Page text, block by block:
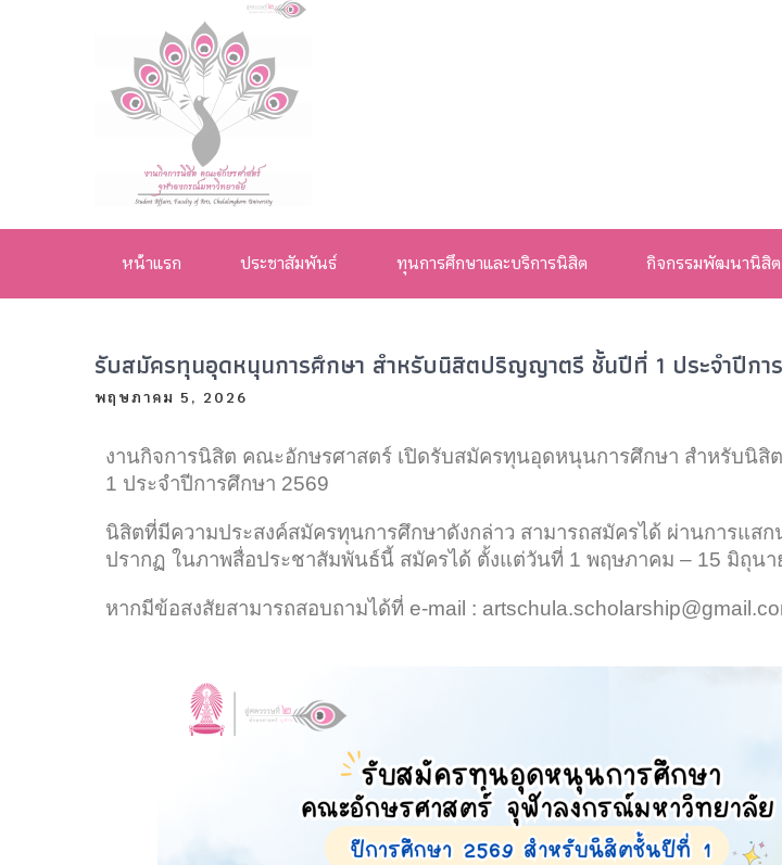
งานกิจการ
นิสิต คณะ
อักษรศาสตร์
จุฬาลงกรณ์
มหาวิทยาลัย
หน้าแรก ประชาสัมพันธ์ ทุนการศึกษาและบริการนิสิต กิจกรรมพัฒนานิสิต
รับสมัครทุนอุดหนุนการศึกษา สำหรับนิสิตปริญญาตรี ชั้นปีที่ 1 ประจำปีกา
พฤษภาคม 5, 2026
งานกิจการนิสิต คณะอักษรศาสตร์ เปิดรับสมัครทุนอุดหนุนการศึกษา สำหรับนิ
1 ประจำปีการศึกษา 2569
นิสิตที่มีความประสงค์สมัครทุนการศึกษาดังกล่าว สามารถสมัครได้ ผ่านการแสก
ปรากฏ ในภาพสื่อประชาสัมพันธ์นี้ สมัครได้ ตั้งแต่วันที่ 1 พฤษภาคม – 15 มิถุนา
หากมีข้อสงสัยสามารถสอบถามได้ที่ e-mail :